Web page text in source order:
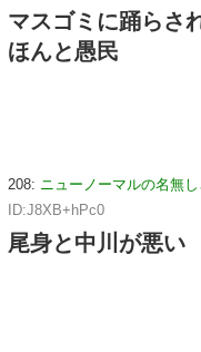
マスゴミに踊らさ
ほんと愚民
208: ニューノーマルの名無し
ID:J8XB+hPc0
尾身と中川が悪い